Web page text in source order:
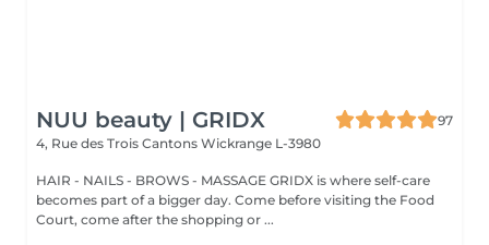
NUU beauty | GRIDX
97
4, Rue des Trois Cantons Wickrange L-3980
HAIR - NAILS - BROWS - MASSAGE GRIDX is where self-care
becomes part of a bigger day. Come before visiting the Food
Court, come after the shopping or ...